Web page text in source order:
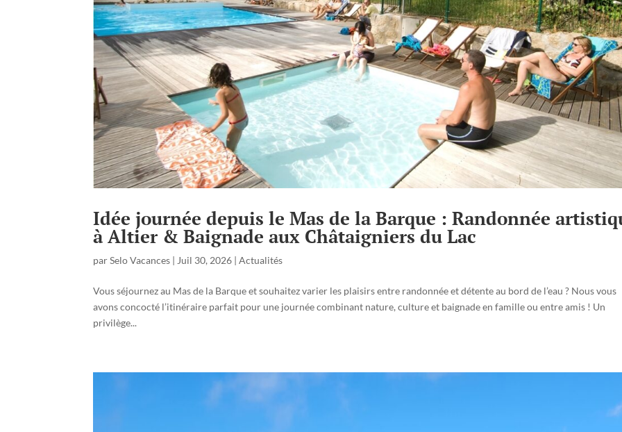
Idée journée depuis le Mas de la Barque : Randonnée
à Altier & Baignade aux Châtaigniers du Lac
parSelo Vacances | Juil 30, 2026 |Actualités
Vous séjournez au Mas de la Barque et souhaitez varier les plaisirs entre randonnée et détente au bord de l’eau ? Nous vous
avons concocté l’itinéraire parfait pour une journée combinant nature, culture et baignade en famille ou entre amis ! Un
privilège...